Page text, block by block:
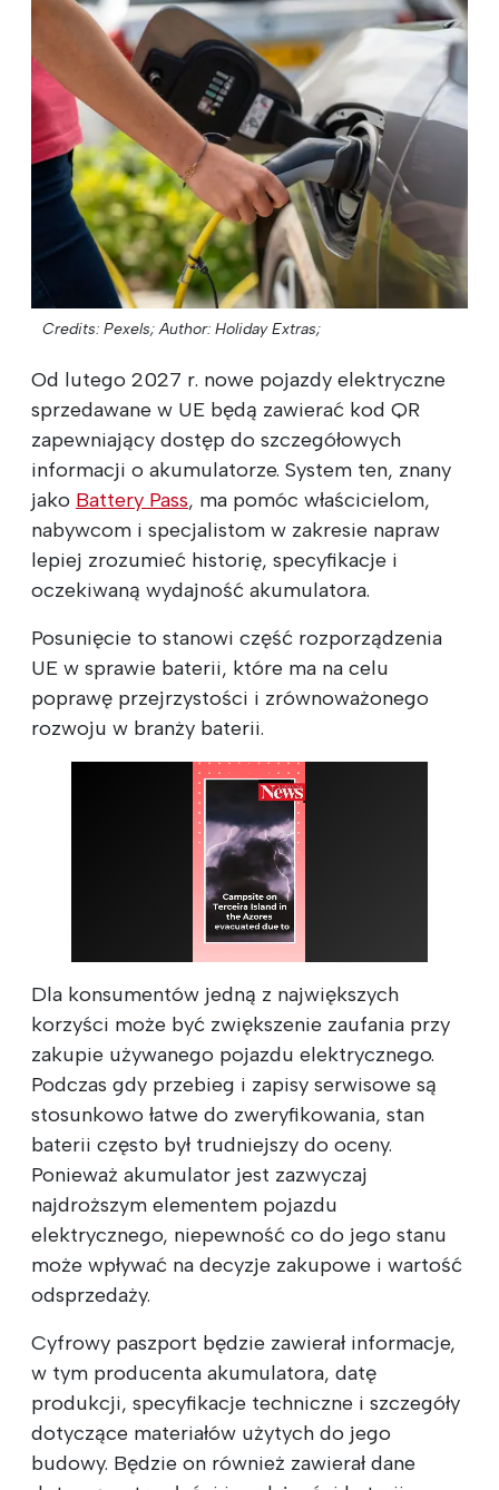
Credits: Pexels; Author: Holiday Extras;
Od lutego 2027 r. nowe pojazdy elektryczne
sprzedawane w UE będą zawierać kod QR
zapewniający dostęp do szczegółowych
informacji o akumulatorze. System ten, znany
jako Battery Pass, ma pomóc właścicielom,
nabywcom i specjalistom w zakresie napraw
lepiej zrozumieć historię, specyfikacje i
oczekiwaną wydajność akumulatora.
Posunięcie to stanowi część rozporządzenia
UE w sprawie baterii, które ma na celu
poprawę przejrzystości i zrównoważonego
rozwoju w branży baterii.
Dla konsumentów jedną z największych
korzyści może być zwiększenie zaufania przy
zakupie używanego pojazdu elektrycznego.
Podczas gdy przebieg i zapisy serwisowe są
stosunkowo łatwe do zweryfikowania, stan
baterii często był trudniejszy do oceny.
Ponieważ akumulator jest zazwyczaj
najdroższym elementem pojazdu
elektrycznego, niepewność co do jego stanu
może wpływać na decyzje zakupowe i wartość
odsprzedaży.
Cyfrowy paszport będzie zawierał informacje,
w tym producenta akumulatora, datę
produkcji, specyfikacje techniczne i szczegóły
dotyczące materiałów użytych do jego
budowy. Będzie on również zawierał dane